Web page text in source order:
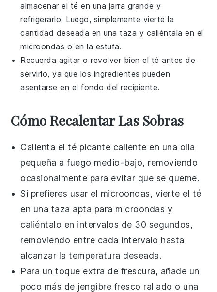
almacenar el té en una jarra grande y
refrigerarlo. Luego, simplemente vierte la
cantidad deseada en una taza y caliéntala en el
microondas o en la estufa.
Recuerda agitar o revolver bien el té antes de
servirlo, ya que los ingredientes pueden
asentarse en el fondo del recipiente.
Cómo Recalentar Las Sobras
Calienta elté picante caliente en una olla
pequeña a fuego medio-bajo, removiendo
ocasionalmente para evitar que se queme.
Si prefieres usar el microondas, vierte el té
en una taza apta para microondas y
caliéntalo en intervalos de 30 segundos,
removiendo entre cada intervalo hasta
alcanzar la temperatura deseada.
Para un toque extra de frescura, añade un
poco más de jengibre fresco rallado o una